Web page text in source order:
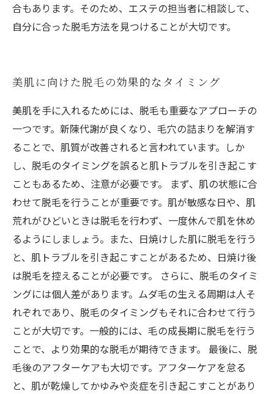
合もあります。そのため、エステの担当者に相談して、
自分に合った脱毛方法を見つけることが大切です。
美肌に向けた脱毛の効果的なタイミング
美肌を手に入れるためには、脱毛も重要なアプローチの
一つです。新陳代謝が良くなり、毛穴の詰まりを解消す
ることで、肌質が改善されると言われています。しか
し、脱毛のタイミングを誤ると肌トラブルを引き起こす
こともあるため、注意が必要です。 まず、肌の状態に合
わせて脱毛を行うことが重要です。肌が敏感な日や、肌
荒れがひどいときは脱毛を行わず、一度休んで肌を休め
るようにしましょう。また、日焼けした肌に脱毛を行う
と、肌トラブルを引き起こすことがあるため、日焼け後
は脱毛を控えることが必要です。 さらに、脱毛のタイミ
ングには個人差があります。ムダ毛の生える周期は人そ
れぞれであり、脱毛のタイミングもそれに合わせて行う
ことが大切です。一般的には、毛の成長期に脱毛を行う
ことで、より効果的な脱毛が期待できます。 最後に、脱
毛後のアフターケアも大切です。アフターケアを怠る
と、肌が乾燥してかゆみや炎症を引き起こすことがあり